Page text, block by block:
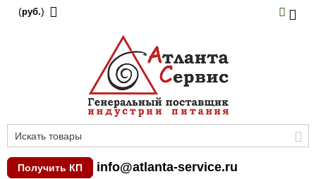
(руб.)
Получить КП info@atlanta-service.ru